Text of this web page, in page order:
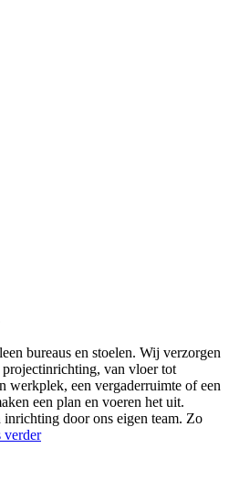
bureaus en stoelen. Wij verzorgen
van vloer tot
werkplek, een vergaderruimte of een
een plan en voeren het uit.
door ons eigen team. Zo
verder